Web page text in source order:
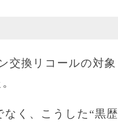
交換リコールの対象
なく、こうした“黒歴